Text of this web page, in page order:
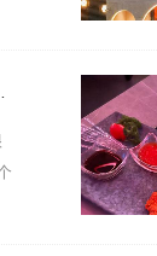
西吃的时候很